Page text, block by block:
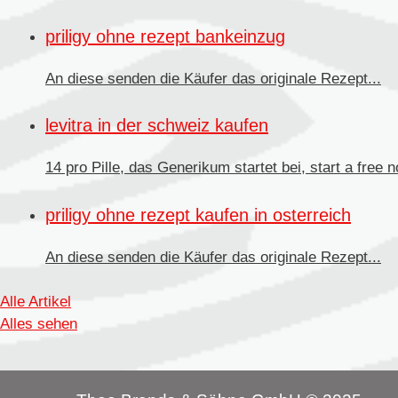
priligy ohne rezept bankeinzug
An diese senden die Käufer das originale Rezept...
levitra in der schweiz kaufen
14 pro Pille, das Generikum startet bei, start a free
priligy ohne rezept kaufen in osterreich
An diese senden die Käufer das originale Rezept...
Alle Artikel
Alles sehen